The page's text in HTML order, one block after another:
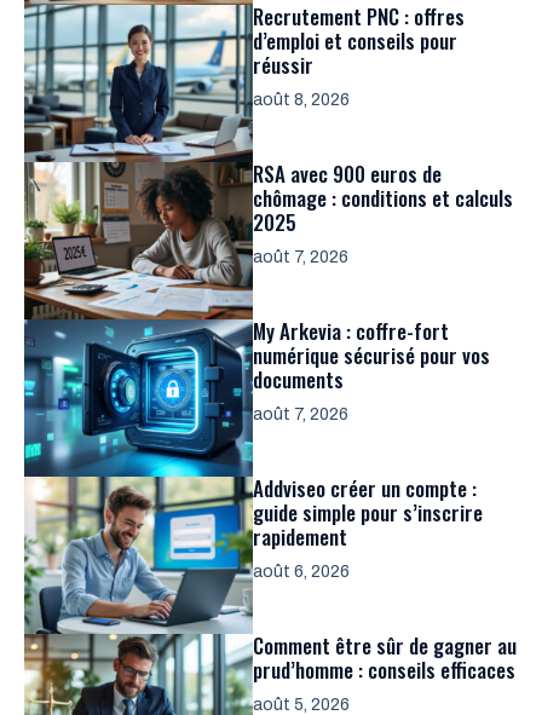
Recrutement PNC : offres
d’emploi et conseils pour
réussir
août 8, 2026
RSA avec 900 euros de
chômage : conditions et calculs
2025
août 7, 2026
My Arkevia : coffre-fort
numérique sécurisé pour vos
documents
août 7, 2026
Addviseo créer un compte :
guide simple pour s’inscrire
rapidement
août 6, 2026
Comment être sûr de gagner au
prud’homme : conseils efficaces
août 5, 2026